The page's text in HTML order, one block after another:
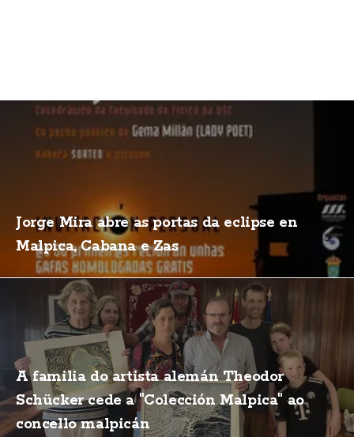
Jorge Mira abre as portas da eclipse en
Malpica, Cabana e Zas
A familia do artista alemán Theodor
Schücker cede a "Colección Malpica" ao
concello malpicán